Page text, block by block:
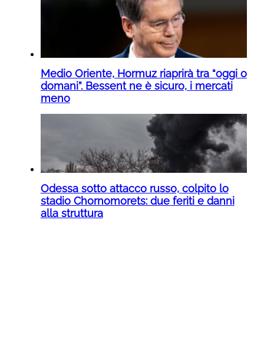
Medio Oriente, Hormuz riaprirà tra “oggi o
domani”. Bessent ne è sicuro, i mercati
meno
Odessa sotto attacco russo, colpito lo
stadio Chornomorets: due feriti e danni
alla struttura